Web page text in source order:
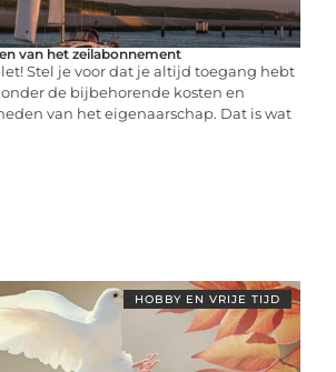
van het zeilabonnement
Stel je voor dat je altijd toegang hebt
de bijbehorende kosten en
van het eigenaarschap. Dat is wat
HOBBY EN VRIJE TIJD